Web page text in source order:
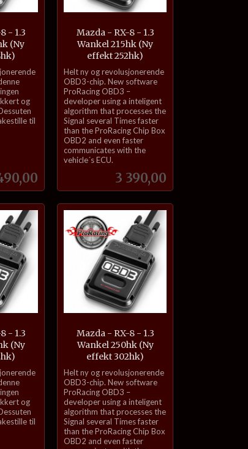
- 1.3
(Ny
og
til
Mazda - RX-8 - 1.3
Wankel 215hk (Ny
effekt 252hk)
Pris
3 390,00
inkl.
mva.
Helt ny og revolusjonerende
OBD3-chip. New software
ProRacing OBD3 –
developer using a inteligent
algorithm that processes the
Signal several Times faster
than the ProRacing Chip Box
OBD2 and even faster
communicates with the
vehicle´s ECU.
- 1.3
(Ny
og
til
Mazda - RX-8 - 1.3
Wankel 250hk (Ny
effekt 302hk)
inkl.
mva.
Helt ny og revolusjonerende
OBD3-chip. New software
ProRacing OBD3 –
developer using a inteligent
algorithm that processes the
Signal several Times faster
than the ProRacing Chip Box
OBD2 and even faster